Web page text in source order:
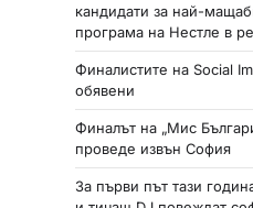
кандидати за най-
програма на Нестле в
Финалистите на Social
обявени
Финалът на „Мис
проведе извън София
За първи път тази